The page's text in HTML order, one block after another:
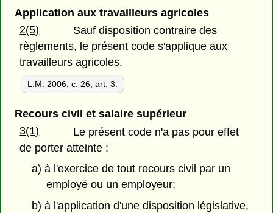
Application aux travailleurs agricoles
2(5)
Sauf disposition contraire des
règlements, le présent code s'applique aux
travailleurs agricoles.
L.M. 2006, c. 26, art. 3.
Recours civil et salaire supérieur
3(1)
Le présent code n'a pas pour effet
de porter atteinte :
a) à l'exercice de tout recours civil par un
employé ou un employeur;
b) à l'application d'une disposition législative,